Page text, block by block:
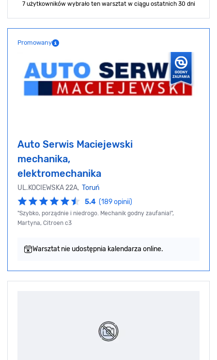
7 użytkowników wybrało ten warsztat w ciągu ostatnich 30 dni
Promowany
Auto Serwis Maciejewski
mechanika,
elektromechanika
UL.KOCIEWSKA 22A, Toruń
5.4 (189 opinii)
"Szybko, porządnie i niedrogo. Mechanik godny zaufania!",
Martyna, Citroen c3
Warsztat nie udostępnia kalendarza online.